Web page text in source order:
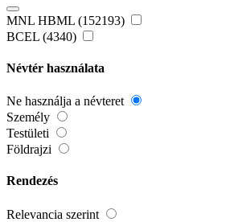
MNL HBML (152193)
BCEL (4340)
Névtér használata
Ne használja a névteret
Személy
Testületi
Földrajzi
Rendezés
Relevancia szerint